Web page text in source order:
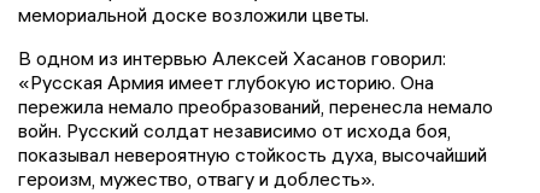
мемориальной доске возложили цветы.
В одном из интервью Алексей Хасанов говорил:
«Русская Армия имеет глубокую историю. Она
пережила немало преобразований, перенесла немало
войн. Русский солдат независимо от исхода боя,
показывал невероятную стойкость духа, высочайший
героизм, мужество, отвагу и доблесть».